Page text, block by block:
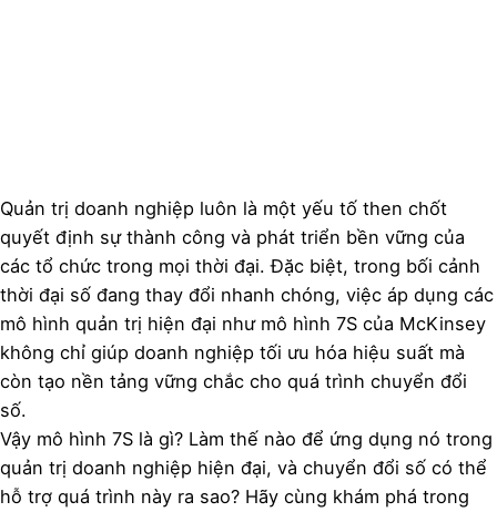
Quản trị doanh nghiệp luôn là một yếu tố then chốt
quyết định sự thành công và phát triển bền vững của
các tổ chức trong mọi thời đại. Đặc biệt, trong bối cảnh
thời đại số đang thay đổi nhanh chóng, việc áp dụng các
mô hình quản trị hiện đại như mô hình 7S của McKinsey
không chỉ giúp doanh nghiệp tối ưu hóa hiệu suất mà
còn tạo nền tảng vững chắc cho quá trình chuyển đổi
số.
Vậy mô hình 7S là gì? Làm thế nào để ứng dụng nó trong
quản trị doanh nghiệp hiện đại, và chuyển đổi số có thể
hỗ trợ quá trình này ra sao? Hãy cùng khám phá trong